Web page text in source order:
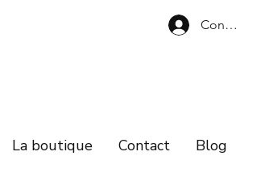
Connexion
La boutique Contact Blog